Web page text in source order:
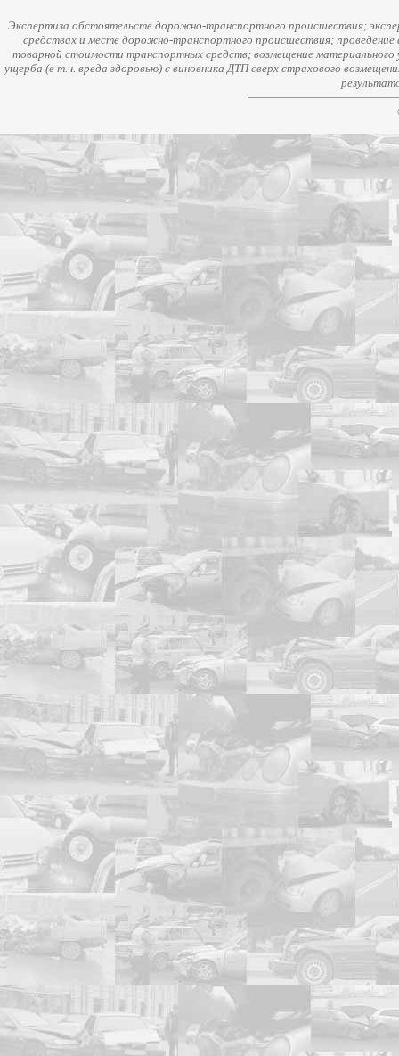
Экспертиза обстоятельств дорожно-транспортного происшествия;
средствах и месте дорожно-транспортного происшествия;
товарной стоимости транспортных средств; возмещение
ущерба (в т.ч. вреда здоровью) с виновника ДТП сверх страхового